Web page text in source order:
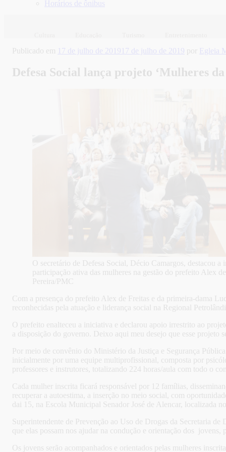
Horários de ônibus
Publicado em 17 de julho de 2019 17 de julho de 2019 por Egleia
Defesa Social lança projeto ‘Mulheres
O secretário de Defesa Social, Décio Camargos, destacou a
participação ativa das mulheres na gestão do prefeito Alex
Pereira/PMC
Com a presença do prefeito Alex de Freitas e da primeira-dama
reconhecidas pela atuação e liderança social na Regional
O prefeito enalteceu a iniciativa e declarou apoio irrestrito ao
a disposição do governo. Deixo aqui meu desejo que esse projeto
Por meio de convênio do Ministério da Justiça e Segurança
inicialmente por uma equipe multiprofissional, composta por
professores e instrutores, totalizando 224 horas/aula com todo o
Cada mulher inscrita ficará responsável por 12 famílias,
recuperar a autoestima, a inserção no meio social, com
dai 15, na Escola Municipal Senador José de Alencar, localizada
Superintendente de Prevenção ao Uso de Drogas da Secretaria
que elas possam nos ajudar na condução e orientação dos
Os jovens serão acompanhados e orientados pelas mulheres